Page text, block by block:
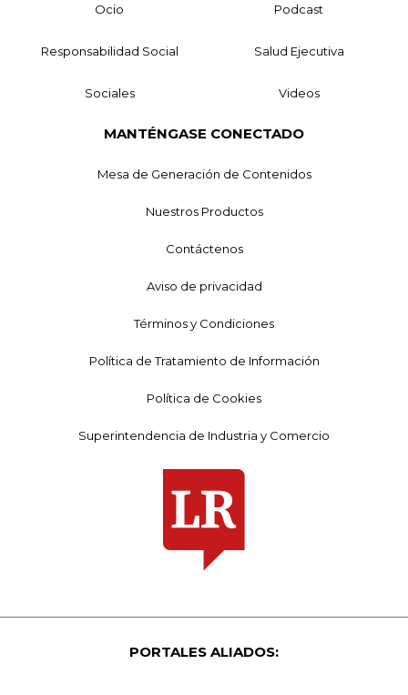
Ocio Podcast
Responsabilidad Social Salud Ejecutiva
Sociales Videos
MANTÉNGASE CONECTADO
Mesa de Generación de Contenidos
Nuestros Productos
Contáctenos
Aviso de privacidad
Términos y Condiciones
Política de Tratamiento de Información
Política de Cookies
Superintendencia de Industria y Comercio
PORTALES ALIADOS: